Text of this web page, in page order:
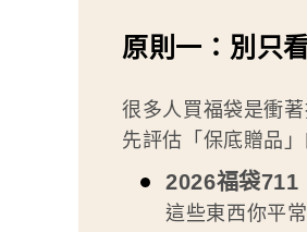
原則一：別只
很多人買福袋是衝
先評估「保底贈品」
2026福袋711
這些東西你平